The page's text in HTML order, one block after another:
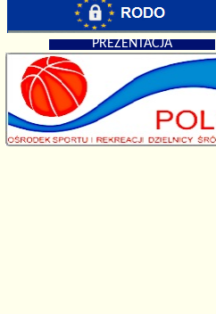
PREZENTACJA